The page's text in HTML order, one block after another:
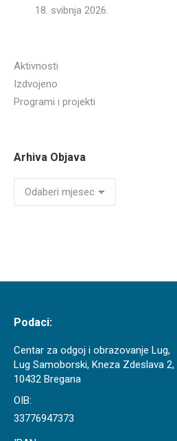
18. svibnja 2026.
Aktivnosti
Izdvojeno
Programi i projekti
Arhiva Objava
Arhiva
Objava
Podaci:
Centar za odgoj i obrazovanje Lug,
Lug Samoborski, Kneza Zdeslava 2,
10432 Bregana
OIB:
33776947373